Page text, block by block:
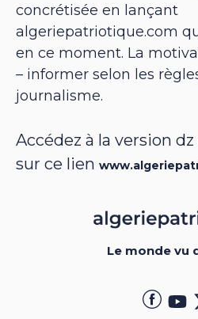
concrétisée en lançant
algeriepatriotique.com
en ce moment. La
– informer selon les
journalisme.
Accédez à la version
sur ce lien
Le monde vu